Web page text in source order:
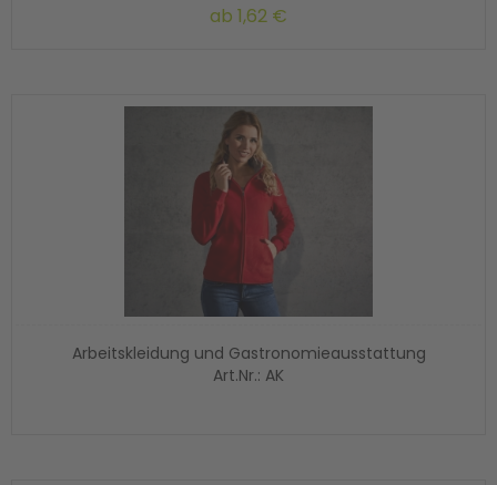
ab 1,62 €
Arbeitskleidung und Gastronomieausstattung
Art.Nr.: AK